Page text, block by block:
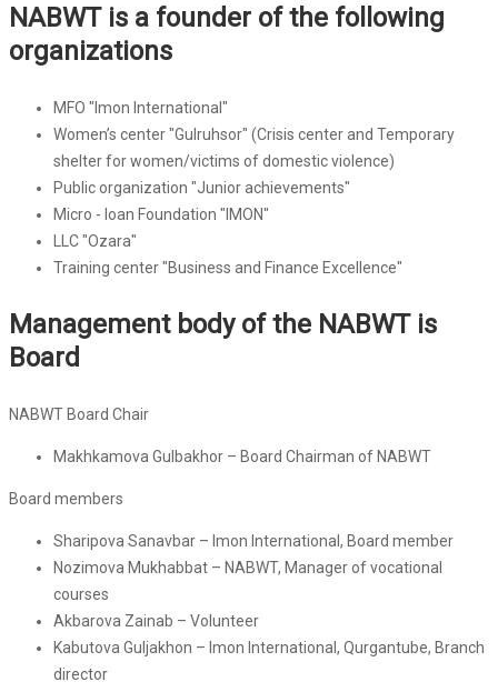
NABWT is a founder of the following
organizations
MFO "Imon International"
Women’s center "Gulruhsor" (Crisis center and Temporary
shelter for women/victims of domestic violence)
Public organization "Junior achievements"
Micro - loan Foundation "IMON"
LLC "Ozara"
Training center "Business and Finance Excellence"
Management body of the NABWT is
Board
NABWT Board Chair
Makhkamova Gulbakhor – Board Chairman of NABWT
Board members
Sharipova Sanavbar – Imon International, Board member
Nozimova Mukhabbat – NABWT, Manager of vocational
courses
Akbarova Zainab – Volunteer
Kabutova Guljakhon – Imon International, Qurgantube, Branch
director